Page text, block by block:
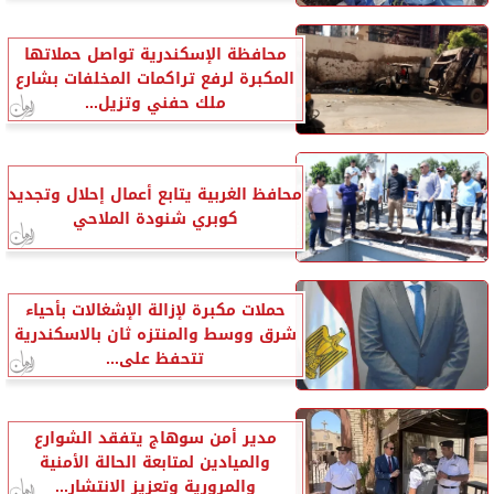
محافظة الإسكندرية تواصل حملاتها
المكبرة لرفع تراكمات المخلفات بشارع
ملك حفني وتزيل...
محافظ الغربية يتابع أعمال إحلال وتجديد
كوبري شنودة الملاحي
حملات مكبرة لإزالة الإشغالات بأحياء
شرق ووسط والمنتزه ثان بالاسكندرية
تتحفظ على...
مدير أمن سوهاج يتفقد الشوارع
والميادين لمتابعة الحالة الأمنية
والمرورية وتعزيز الانتشار...